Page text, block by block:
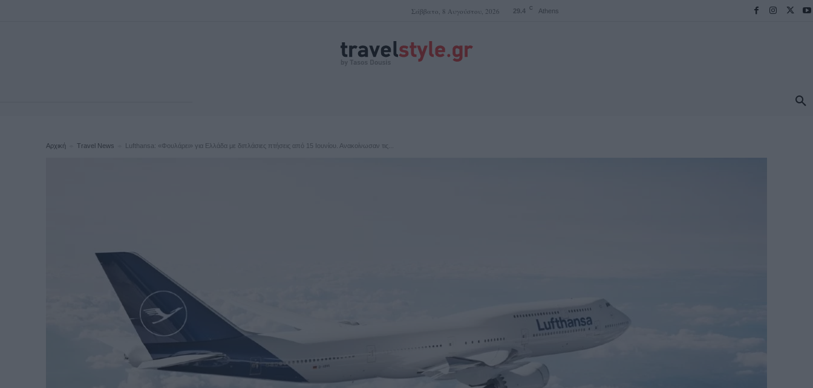
Σάββατο, 8 Αυγούστου, 2026 29.4 C Athens
Αρχική Travel News Lufthansa: «Φουλάρει» για Ελλάδα με διπλάσιες πτήσεις από 15 Ιουνίου. Ανακοίνωσαν τις...